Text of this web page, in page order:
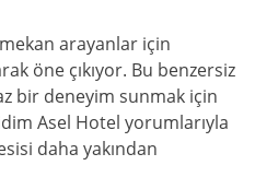
arayanlar için
öne çıkıyor. Bu benzersiz
bir deneyim sunmak için
Asel Hotel yorumlarıyla
daha yakından